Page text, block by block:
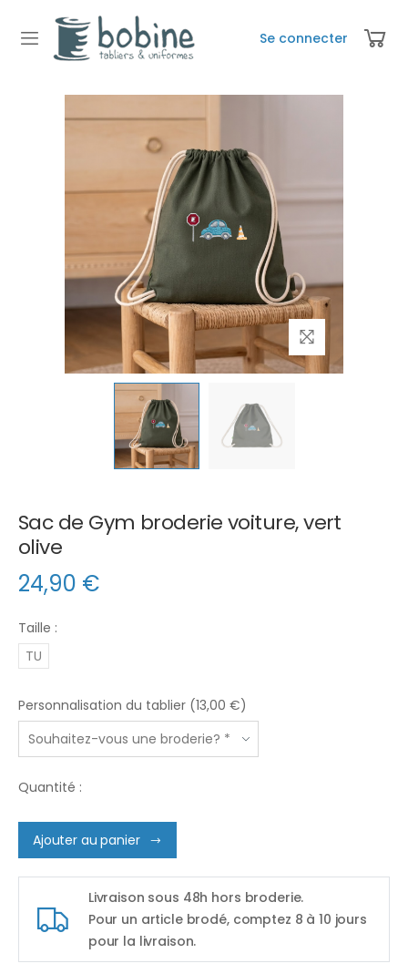
Se connecter
Sac de Gym broderie voiture, vert
olive
24,90 €
Taille :
TU
Personnalisation du tablier (13,00 €)
Quantité :
Ajouter au panier
Livraison sous 48h hors broderie.
Pour un article brodé, comptez 8 à 10 jours
pour la livraison.